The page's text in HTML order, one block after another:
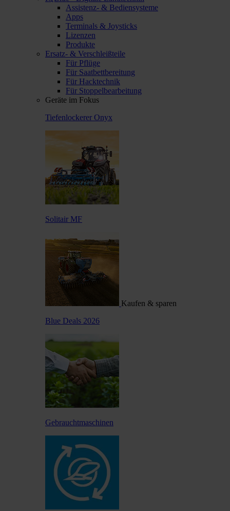
Assistenz- & Bediensysteme
Apps
Terminals & Joysticks
Lizenzen
Produkte
Ersatz- & Verschleißteile
Für Pflüge
Für Saatbettbereitung
Für Hacktechnik
Für Stoppelbearbeitung
Geräte im Fokus
Tiefenlockerer Onyx
Solitair MF
Kaufen & sparen
Blue Deals 2026
Gebrauchtmaschinen